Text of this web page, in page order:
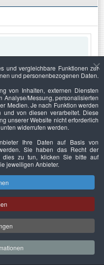
Nachhaltigkeit
Deutscher
e.V..
und vergleichbare Funktionen zur
und personenbezogenen Daten.
von Inhalten, externen Diensten
Analyse/Messung, personalisierten
Medien. Je nach Funktion werden
von diesen verarbeitet. Diese
unserer Website nicht erforderlich
widerrufen werden.
Ihre Daten auf Basis von
Sie haben das Recht der
dies zu tun, klicken Sie bitte auf
jeweiligen Anbieter.